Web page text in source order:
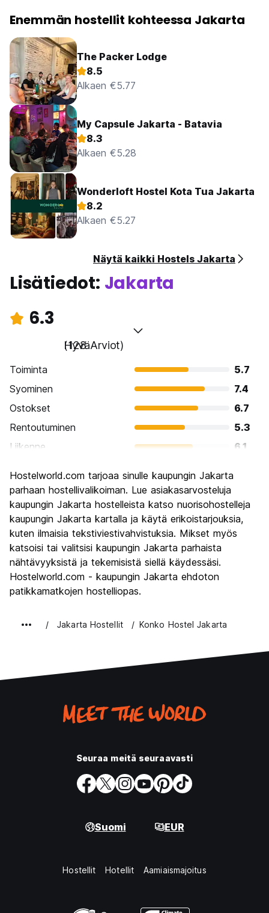
Enemmän hostellit kohteessa Jakarta
The Packer Lodge
8.5
Alkaen €5.77
My Capsule Jakarta - Batavia
8.3
Alkaen €5.28
Wonderloft Hostel Kota Tua Jakarta
8.2
Alkaen €5.27
Näytä kaikki Hostels Jakarta
Lisätiedot: Jakarta
6.3
Hyvä
(128 Arviot)
Toiminta
5.7
Syominen
7.4
Ostokset
6.7
Rentoutuminen
5.3
Liikenne
6.1
Kulttuuri
Yöelämä
6.3
Rahanarvoinen
6.7
Hostelworld.com tarjoaa sinulle kaupungin Jakarta
parhaan hostellivalikoiman. Lue asiakasarvosteluja
kaupungin Jakarta hostelleista katso nuorisohostelleja
kaupungin Jakarta kartalla ja käytä erikoistarjouksia,
kuten ilmaisia tekstiviestivahvistuksia. Mikset myös
katsoisi tai valitsisi kaupungin Jakarta parhaista
nähtävyyksistä ja tekemisistä siellä käydessäsi.
Hostelworld.com - kaupungin Jakarta ehdoton
patikkamatkojen hostelliopas.
Jakarta Hostellit Konko Hostel Jakarta
Seuraa meitä seuraavasti
Suomi EUR
Hostellit Hotellit Aamiaismajoitus